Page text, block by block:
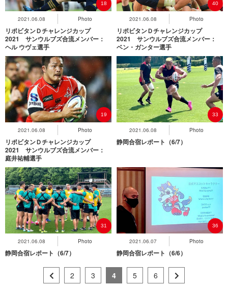
2021.06.08 Photo
18
リポビタンＤチャレンジカップ
2021 サンウルブズ合流メンバー：
ヘル ウヴェ選手
2021.06.08 Photo
40
リポビタンＤチャレンジカップ
2021 サンウルブズ合流メンバー：
ベン・ガンター選手
2021.06.08 Photo
19
リポビタンＤチャレンジカップ
2021 サンウルブズ合流メンバー：
庭井祐輔選手
2021.06.08 Photo
33
静岡合宿レポート（6/7）
2021.06.08 Photo
31
静岡合宿レポート（6/7）
2021.06.07 Photo
36
静岡合宿レポート（6/6）
2 3 4 5 6